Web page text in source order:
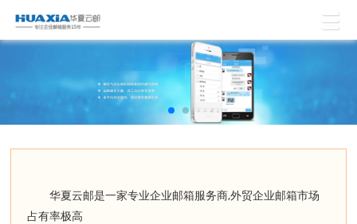
华夏云邮是一家专业企业邮箱服务商,外贸企业邮箱市场
占有率极高